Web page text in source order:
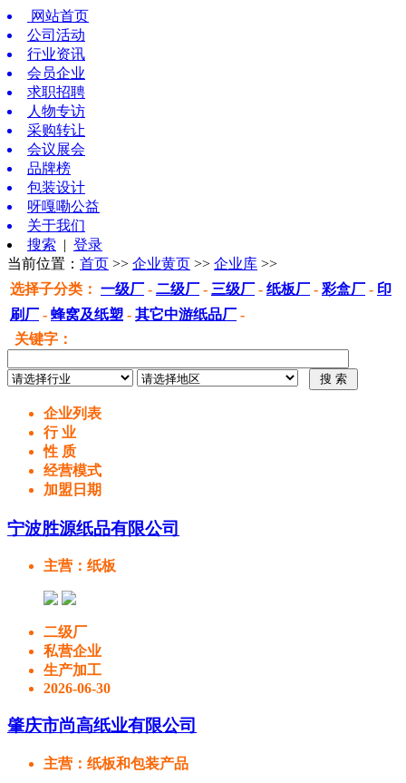
网站首页
公司活动
行业资讯
会员企业
求职招聘
人物专访
采购转让
会议展会
品牌榜
包装设计
呀嘎嘞公益
关于我们
搜索 | 登录
当前位置： 首页 >> 企业黄页 >> 企业库 >>
选择子分类 ： 一级厂 - 二级厂 - 三级厂 - 纸板厂 - 彩盒厂 - 印
刷厂 - 蜂窝及纸塑 - 其它中游纸品厂 -
关键字：
企业列表
行 业
性 质
经营模式
加盟日期
宁波胜源纸品有限公司
主营 ：纸板
二级厂
私营企业
生产加工
2026-06-30
肇庆市尚高纸业有限公司
主营 ：纸板和包装产品